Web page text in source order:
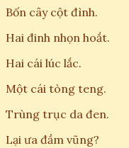
Bốn cây cột đình.
Hai đinh nhọn hoắt.
Hai cái lúc lắc.
Một cái tòng teng.
Trùng trục da đen.
Lại ưa đầm vũng?